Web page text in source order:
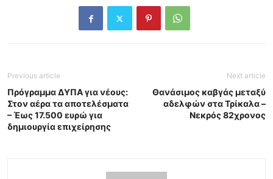
Previous article
Πρόγραμμα ΔΥΠΑ για νέους:
Στον αέρα τα αποτελέσματα
– Έως 17.500 ευρώ για
δημιουργία επιχείρησης
Next article
Θανάσιμος καβγάς μεταξύ
αδελφών στα Τρίκαλα –
Νεκρός 82χρονος